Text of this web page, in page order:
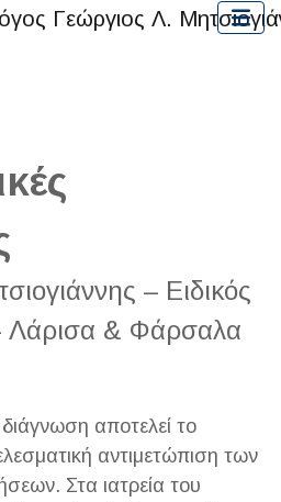
– Ειδικός
Λάρισα & Φάρσαλα
αποτελεί το
αντιμετώπιση των
Στα ιατρεία του